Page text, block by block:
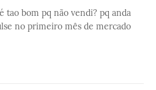
tao bom pq não vendi? pq anda
no primeiro mês de mercado